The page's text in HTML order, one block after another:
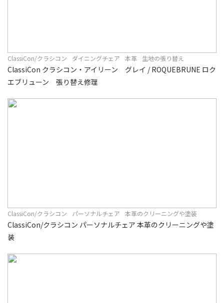
ClassiCon/クラシコン ダイニングチェア 本革 生地の張り替え
ClassiCon クラシコン・アイリーン グレイ / ROQUEBRUNE ロク
エブリューン 張り替え修理
ClassiCon/クラシコン パーソナルチェア 本革のクリーニングや塗装
ClassiCon/クラシコン パーソナルチェア 本革のクリーニングや塗
装